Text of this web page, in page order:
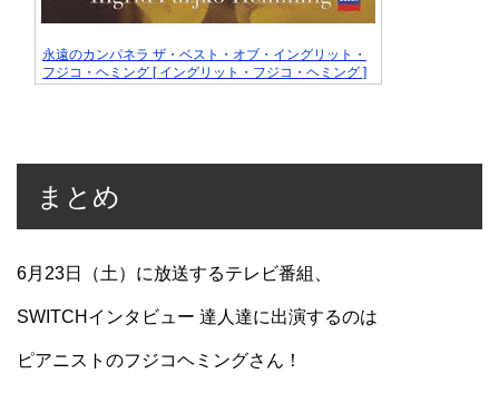
永遠のカンパネラ ザ・ベスト・オブ・イングリット・
フジコ・ヘミング [ イングリット・フジコ・ヘミング ]
まとめ
6月23日（土）に放送するテレビ番組、
SWITCHインタビュー 達人達に出演するのは
ピアニストのフジコヘミングさん！